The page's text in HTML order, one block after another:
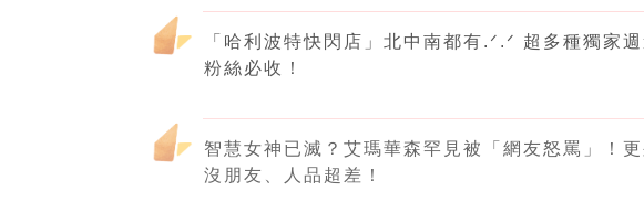
「哈利波特快閃店」北中南都有.ᐟ‪.ᐟ 超多種獨家
粉絲必收！
智慧女神已滅？艾瑪華森罕見被「網友怒罵」！
沒朋友、人品超差！